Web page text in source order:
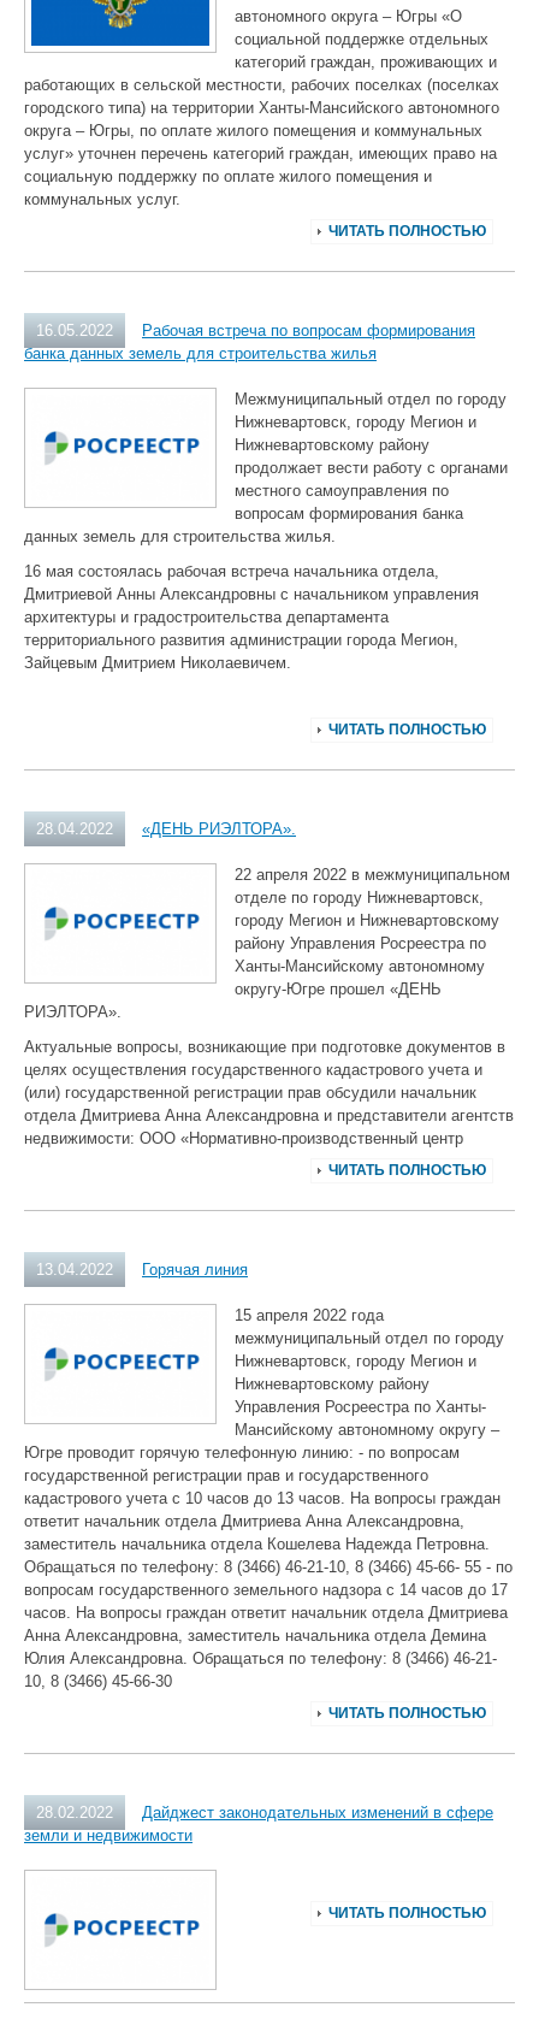
автономного округа – Югры «О
социальной поддержке отдельных
категорий граждан, проживающих и
работающих в сельской местности, рабочих поселках (поселках
городского типа) на территории Ханты-Мансийского автономного
округа – Югры, по оплате жилого помещения и коммунальных
услуг» уточнен перечень категорий граждан, имеющих право на
социальную поддержку по оплате жилого помещения и
коммунальных услуг.
ЧИТАТЬ ПОЛНОСТЬЮ
16.05.2022
Рабочая встреча по вопросам формирования
банка данных земель для строительства жилья
Межмуниципальный отдел по городу
Нижневартовск, городу Мегион и
Нижневартовскому району
продолжает вести работу с органами
местного самоуправления по
вопросам формирования банка
данных земель для строительства жилья.
16 мая состоялась рабочая встреча начальника отдела,
Дмитриевой Анны Александровны с начальником управления
архитектуры и градостроительства департамента
территориального развития администрации города Мегион,
Зайцевым Дмитрием Николаевичем.
ЧИТАТЬ ПОЛНОСТЬЮ
28.04.2022 «ДЕНЬ РИЭЛТОРА».
22 апреля 2022 в межмуниципальном
отделе по городу Нижневартовск,
городу Мегион и Нижневартовскому
району Управления Росреестра по
Ханты-Мансийскому автономному
округу-Югре прошел «ДЕНЬ
РИЭЛТОРА».
Актуальные вопросы, возникающие при подготовке документов в
целях осуществления государственного кадастрового учета и
(или) государственной регистрации прав обсудили начальник
отдела Дмитриева Анна Александровна и представители агентств
недвижимости: ООО «Нормативно-производственный центр
ЧИТАТЬ ПОЛНОСТЬЮ
13.04.2022 Горячая линия
15 апреля 2022 года
межмуниципальный отдел по городу
Нижневартовск, городу Мегион и
Нижневартовскому району
Управления Росреестра по Ханты-
Мансийскому автономному округу –
Югре проводит горячую телефонную линию: - по вопросам
государственной регистрации прав и государственного
кадастрового учета с 10 часов до 13 часов. На вопросы граждан
ответит начальник отдела Дмитриева Анна Александровна,
заместитель начальника отдела Кошелева Надежда Петровна.
Обращаться по телефону: 8 (3466) 46-21-10, 8 (3466) 45-66- 55 - по
вопросам государственного земельного надзора с 14 часов до 17
часов. На вопросы граждан ответит начальник отдела Дмитриева
Анна Александровна, заместитель начальника отдела Демина
Юлия Александровна. Обращаться по телефону: 8 (3466) 46-21-
10, 8 (3466) 45-66-30
ЧИТАТЬ ПОЛНОСТЬЮ
28.02.2022
Дайджест законодательных изменений в сфере
земли и недвижимости
ЧИТАТЬ ПОЛНОСТЬЮ